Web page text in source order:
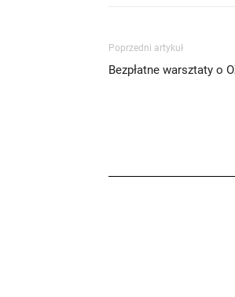
Poprzedni artykuł
Bezpłatne warsztaty o